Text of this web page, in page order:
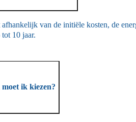
van de initiële kosten, de
10 jaar.
ik kiezen?